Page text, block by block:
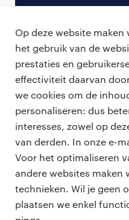
Op deze website
het gebruik van de
prestaties en
effectiviteit daarvan
we cookies om de
personaliseren: dus
interesses, zowel op
van derden. In onze e-
Voor het optimaliseren
andere websites maken
technieken. Wil je geen
plaatsen we enkel
Terug naar vacature
professionals
vacatures
zzp-opdrachten
careers for expats
voor opdrachtgevers
vacature plaatsen
over ons
werken bij Randstad